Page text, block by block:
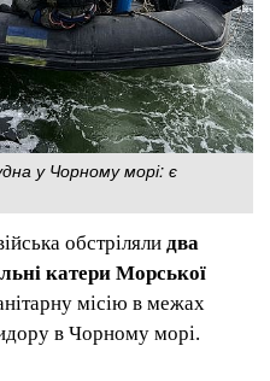
у Чорному морі: є
обстріляли два
катери Морської
місію в межах
в Чорному морі.